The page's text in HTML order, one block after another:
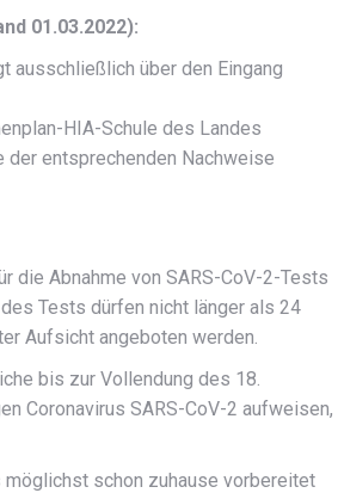
01.03.2022):
ausschließlich über den Eingang
HIA-Schule des Landes
der entsprechenden Nachweise
die Abnahme von SARS-CoV-2-Tests
Tests dürfen nicht länger als 24
Aufsicht angeboten werden.
bis zur Vollendung des 18.
Coronavirus SARS-CoV-2 aufweisen,
möglichst schon zuhause vorbereitet